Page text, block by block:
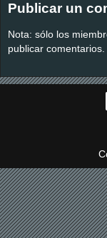
Publicar un
Nota: sólo los
publicar comentarios.